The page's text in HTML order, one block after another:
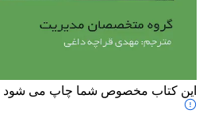
این کتاب مخصوص شما چاپ می شود